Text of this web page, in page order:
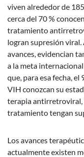
viven alrededor de
cerca del 70 %
tratamiento
logran supresión
avances, evidencian
a la meta
que, para esa fecha, el
VIH conozcan su
terapia antirretroviral,
tratamiento tengan
Los avances
actualmente existen